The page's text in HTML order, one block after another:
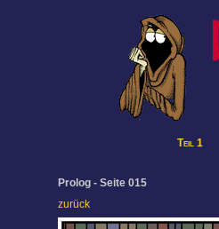
Teil 1
Prolog - Seite 015
zurück